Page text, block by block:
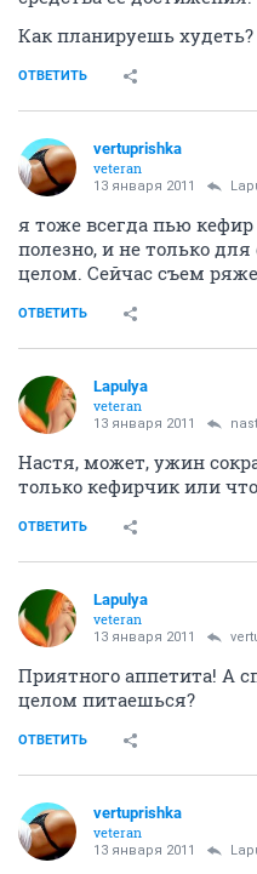
Как планируешь худеть?
ОТВЕТИТЬ
vertuprishka
veteran
13 января 2011
я тоже всегда пью
полезно, и не только
целом. Сейчас съем
ОТВЕТИТЬ
Lapulya
veteran
13 января 2011
Настя, может, ужин
только кефирчик или
ОТВЕТИТЬ
Lapulya
veteran
13 января 2011
Приятного аппетита! А
целом питаешься?
ОТВЕТИТЬ
vertuprishka
veteran
13 января 2011